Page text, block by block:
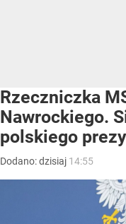
Rzeczniczka
Nawrockiego.
polskiego
Dodano:dzisiaj 14:55